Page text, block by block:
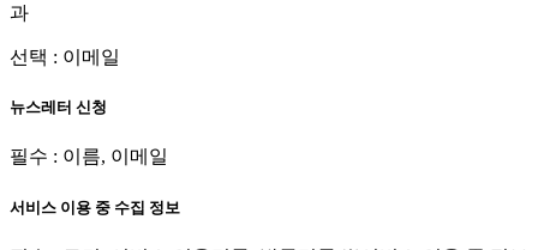
과
선택 : 이메일
뉴스레터 신청
필수 : 이름, 이메일
서비스 이용 중 수집 정보